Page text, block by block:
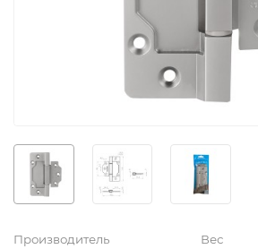
Производитель Вес